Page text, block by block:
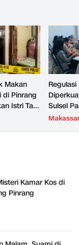
Makan
di Pinrang
Istri Tak
Kos
Sulsel
Kamar Kos di
Pinrang